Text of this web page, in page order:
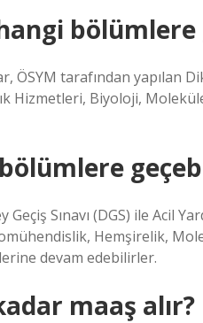
bölümlere
tarafından yapılan
Hizmetleri, Biyoloji,
Sınavı (DGS) ile Acil
Hemşirelik,
devam edebilirler.
maaş alır?